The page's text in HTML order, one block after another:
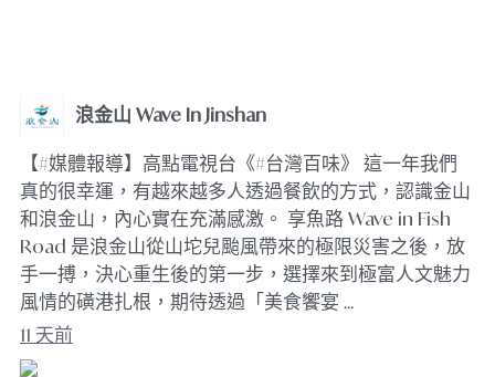
浪金山 Wave In Jinshan
【#媒體報導】高點電視台《#台灣百味》 這一年我們
真的很幸運，有越來越多人透過餐飲的方式，認識金山
和浪金山，內心實在充滿感激。 享魚路 Wave in Fish
Road 是浪金山從山坨兒颱風帶來的極限災害之後，放
手一搏，決心重生後的第一步，選擇來到極富人文魅力
風情的磺港扎根，期待透過「美食饗宴 …
11 天前